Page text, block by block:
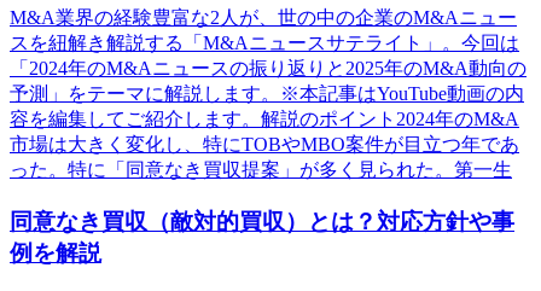
M&A業界の経験豊富な2人が、世の中の企業のM&Aニュー
スを紐解き解説する「M&Aニュースサテライト」。今回は
「2024年のM&Aニュースの振り返りと2025年のM&A動向の
予測」をテーマに解説します。※本記事はYouTube動画の内
容を編集してご紹介します。解説のポイント2024年のM&A
市場は大きく変化し、特にTOBやMBO案件が目立つ年であ
った。特に「同意なき買収提案」が多く見られた。第一生
同意なき買収（敵対的買収）とは？対応方針や事
例を解説